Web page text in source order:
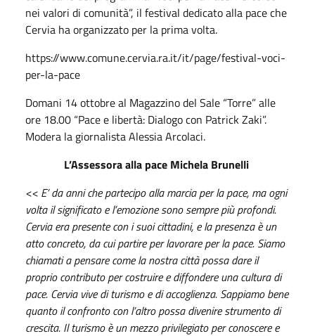
nei valori di comunità”, il festival dedicato alla pace che
Cervia ha organizzato per la prima volta.
https://www.comune.cervia.ra.it/it/page/festival-voci-
per-la-pace
Domani 14 ottobre al Magazzino del Sale “Torre” alle
ore 18.00 “Pace e libertà: Dialogo con Patrick Zaki”.
Modera la giornalista Alessia Arcolaci.
L’Assessora alla pace Michela Brunelli
<< E’ da anni che partecipo alla marcia per la pace, ma ogni
volta il significato e l’emozione sono sempre più profondi.
Cervia era presente con i suoi cittadini, e la presenza è un
atto concreto, da cui partire per lavorare per la pace. Siamo
chiamati a pensare come la nostra città possa dare il
proprio contributo per costruire e diffondere una cultura di
pace. Cervia vive di turismo e di accoglienza. Sappiamo bene
quanto il confronto con l’altro possa divenire strumento di
crescita. Il turismo è un mezzo privilegiato per conoscere e